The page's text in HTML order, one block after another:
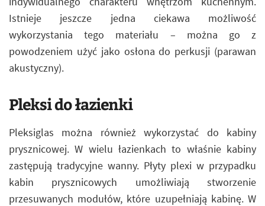
Istnieje jeszcze jedna ciekawa możliwość
wykorzystania tego materiału – można go z
powodzeniem użyć jako osłona do perkusji (parawan
akustyczny).
Pleksi do łazienki
Pleksiglas można również wykorzystać do kabiny
prysznicowej. W wielu łazienkach to właśnie kabiny
zastępują tradycyjne wanny. Płyty plexi w przypadku
kabin prysznicowych umożliwiają stworzenie
przesuwanych modułów, które uzupełniają kabinę. W